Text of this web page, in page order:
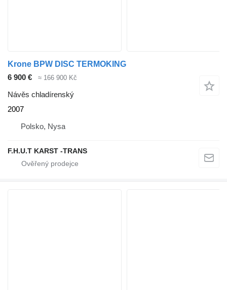
Krone BPW DISC TERMOKING
6 900 €
≈ 166 900 Kč
Návěs chladírenský
2007
Polsko, Nysa
F.H.U.T KARST -TRANS